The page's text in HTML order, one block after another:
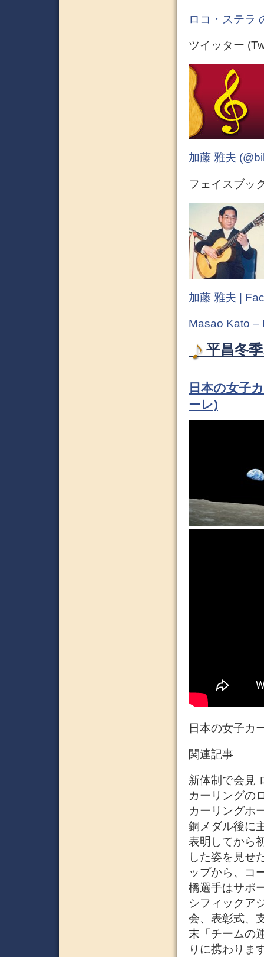
ロコ・ステラ
ツイッター
加藤 雅夫
フェイスブッ
加藤 雅夫 |
Masao Kato –
平昌冬
日本の女子
ーレ)
日本の女子カ
関連記事
新体制で会見
カーリングの
カーリングホ
銅メダル後に
表明してから
した姿を見せ
ップから、コ
橋選手はサポ
シフィックア
会、表彰式、
末「チームの
りに携わりま